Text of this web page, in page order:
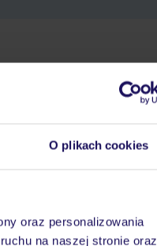
O plikach cookies
oraz personalizowania
na naszej stronie oraz